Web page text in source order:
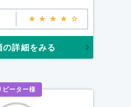
★★★★☆
の詳細をみる
ピーター様